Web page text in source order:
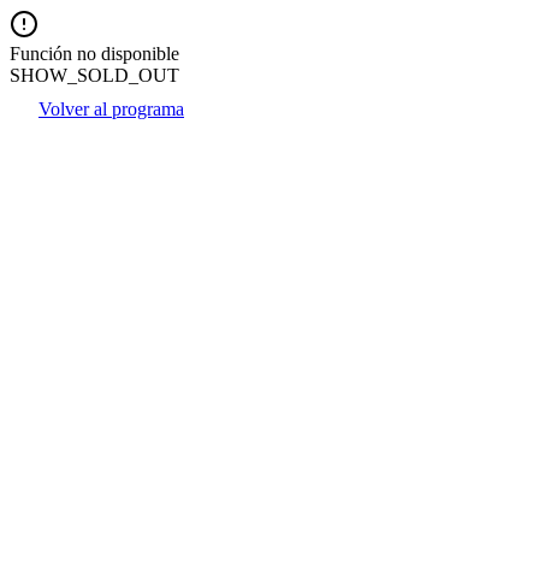
Función no disponible
SHOW_SOLD_OUT
Volver al programa